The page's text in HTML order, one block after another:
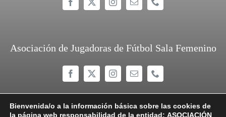
Asociación de Jugadoras de Fútbol Sala Femenino
Bienvenida/o a la información básica sobre las cookies de
la página web responsabilidad de la entidad: ASOCIACIÓN